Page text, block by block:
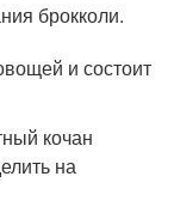
брокколи.
и состоит
кочан
на